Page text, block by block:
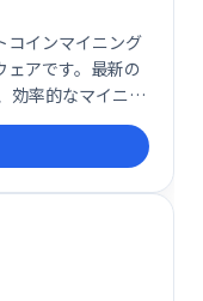
インマイニング
アです。最新の
効率的なマイニン
不要で、初心者で
められます。収
適です。